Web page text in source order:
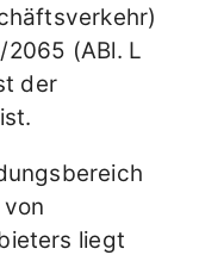
2065 (ABl. L
der
liegt